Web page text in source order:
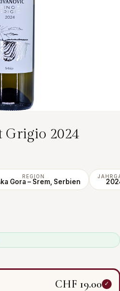
Grigio 2024
REGION
Gora – Srem, Serbien
CHF 19.00